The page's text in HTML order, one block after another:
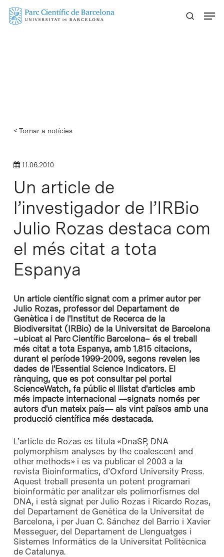
Skip
< Tornar a notícies
11.06.2010
Un article de
l’investigador de l’IRBio
Julio Rozas destaca com
el més citat a tota
Espanya
Un article científic signat com a primer autor per
Julio Rozas, professor del Departament de
Genètica i de l'Institut de Recerca de la
Biodiversitat (IRBio) de la Universitat de Barcelona
–ubicat al Parc Científic Barcelona– és el treball
més citat a tota Espanya, amb 1.815 citacions,
durant el període 1999-2009, segons revelen les
dades de l'Essential Science Indicators. El
rànquing, que es pot consultar pel portal
ScienceWatch, fa públic el llistat d'articles amb
més impacte internacional —signats només per
autors d'un mateix país— als vint països amb una
producció científica més destacada.
L’article de Rozas es titula «DnaSP, DNA
polymorphism analyses by the coalescent and
other methods» i es va publicar el 2003 a la
revista Bioinformatics, d’Oxford University Press.
Aquest treball presenta un potent programari
bioinformàtic per analitzar els polimorfismes del
DNA, i està signat per Julio Rozas i Ricardo Rozas,
del Departament de Genètica de la Universitat de
Barcelona, i per Juan C. Sánchez del Barrio i Xavier
Messeguer, del Departament de Llenguatges i
Sistemes Informàtics de la Universitat Politècnica
de Catalunya.